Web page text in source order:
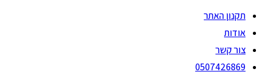
תקנון האתר
אודות
צור קשר
0507426869